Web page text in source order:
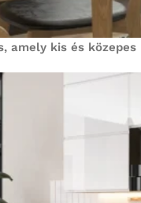
amely kis és